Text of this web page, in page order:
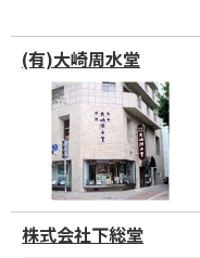
(有)大崎周水堂
株式会社下総堂